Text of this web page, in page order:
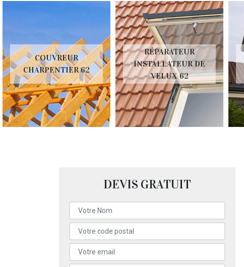
COUVREUR
CHARPENTIER 62
RÉPARATEUR
INSTALLATEUR DE
VELUX 62
DEVIS GRATUIT